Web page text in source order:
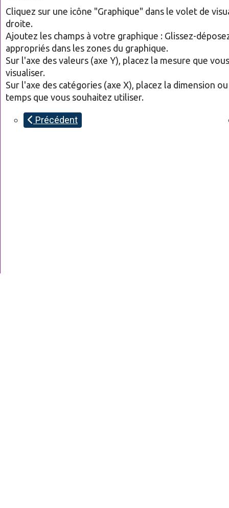
Cliquez sur une icône "Graphique" dans le volet de
droite.
Ajoutez les champs à votre graphique : Glissez-
appropriés dans les zones du graphique.
Sur l'axe des valeurs (axe Y), placez la mesure que
visualiser.
Sur l'axe des catégories (axe X), placez la dimension
temps que vous souhaitez utiliser.
Précédent